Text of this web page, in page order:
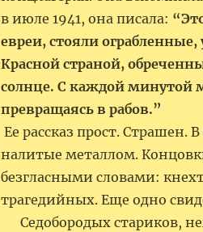
в июле 1941, она писала:
евреи, стояли
Красной страной,
солнце. С каждой минутой
превращаясь в рабов.”
Ее рассказ прост. Страшен.
налитые металлом.
безгласными словами:
трагедийных. Еще одно
Седобородых стариков,